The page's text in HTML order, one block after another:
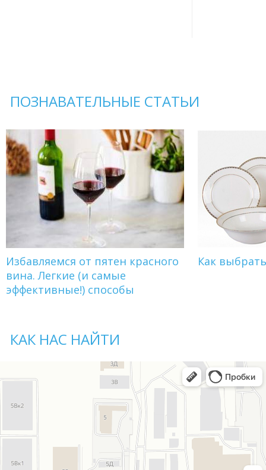
ПОЗНАВАТЕЛЬНЫЕ СТАТЬИ
Избавляемся от пятен красного
вина. Легкие (и самые
эффективные!) способы
Как
КАК НАС НАЙТИ